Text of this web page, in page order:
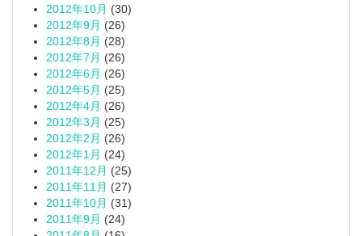
2012年10月 (30)
2012年9月 (26)
2012年8月 (28)
2012年7月 (26)
2012年6月 (26)
2012年5月 (25)
2012年4月 (26)
2012年3月 (25)
2012年2月 (26)
2012年1月 (24)
2011年12月 (25)
2011年11月 (27)
2011年10月 (31)
2011年9月 (24)